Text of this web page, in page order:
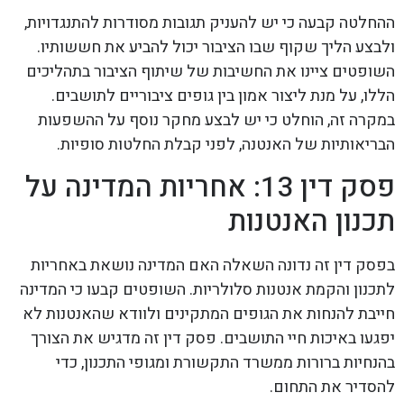
ההחלטה קבעה כי יש להעניק תגובות מסודרות להתנגדויות,
ולבצע הליך שקוף שבו הציבור יכול להביע את חששותיו.
השופטים ציינו את החשיבות של שיתוף הציבור בתהליכים
הללו, על מנת ליצור אמון בין גופים ציבוריים לתושבים.
במקרה זה, הוחלט כי יש לבצע מחקר נוסף על ההשפעות
הבריאותיות של האנטנה, לפני קבלת החלטות סופיות.
פסק דין 13: אחריות המדינה על
תכנון האנטנות
בפסק דין זה נדונה השאלה האם המדינה נושאת באחריות
לתכנון והקמת אנטנות סלולריות. השופטים קבעו כי המדינה
חייבת להנחות את הגופים המתקינים ולוודא שהאנטנות לא
יפגעו באיכות חיי התושבים. פסק דין זה מדגיש את הצורך
בהנחיות ברורות ממשרד התקשורת ומגופי התכנון, כדי
להסדיר את התחום.